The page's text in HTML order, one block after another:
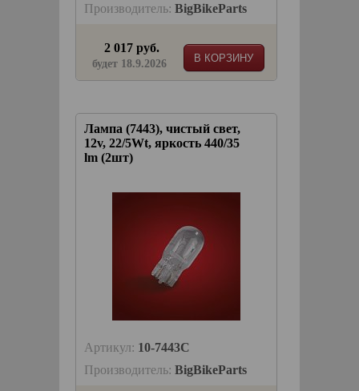
Производитель: BigBikeParts
В КОРЗИНУ
2 017 руб.
будет 18.9.2026
Лампа (7443), чистый свет,
12v, 22/5Wt, яркость 440/35
lm (2шт)
Артикул: 10-7443C
Производитель: BigBikeParts